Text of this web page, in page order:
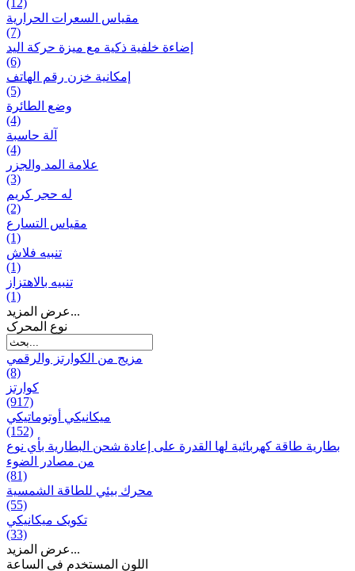
مقیاس السعرات الحرارية
(7)
إضاءة خلفية ذكية مع ميزة حرکة اليد
(6)
إمكانية خزن رقم الهاتف
(5)
وضع الطائرة
(4)
آلة حاسبة
(4)
علامة المد والجزر
(3)
له حجر كريم
(2)
مقياس التسارع
(1)
تنبيه فلاش
(1)
تنبيه بالاهتزاز
(1)
عرض المزيد...
نوع المحرک
مزيج من الكوارتز والرقمي
(8)
كوارتز
(917)
ميكانيكي أوتوماتيكي
(152)
بطارية طاقة كهربائية لها القدرة على إعادة شحن البطارية بأي نوع
من مصادر الضوء
(81)
محرك بيئي للطاقة الشمسية
(55)
تکویک ميكانيكي
(33)
عرض المزيد...
اللون المستخدم في الساعة